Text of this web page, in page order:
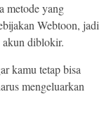
metode yang
Webtoon, jadi
akun diblokir.
kamu tetap bisa
mengeluarkan